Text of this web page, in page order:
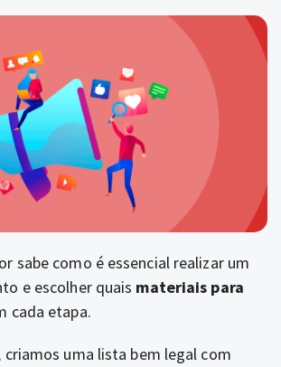
sabe como é essencial realizar um
e escolher quais materiais para
cada etapa.
criamos uma lista bem legal com